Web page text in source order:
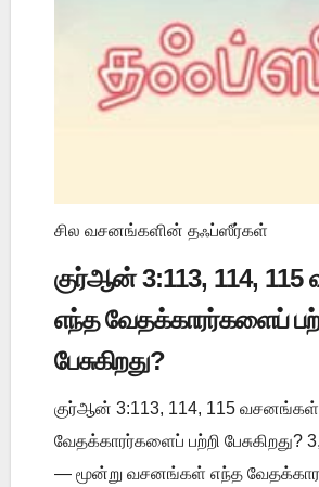
சில வசனங்களின் தஃப்ஸீர்கள்
குர்ஆன் 3:113, 114,
எந்த வேதக்காரர்களைப்
பேசுகிறது?
குர்ஆன் 3:113, 114, 115
வேதக்காரர்களைப் பற்றி பேசுகிறது?
— மூன்று வசனங்கள் எந்த